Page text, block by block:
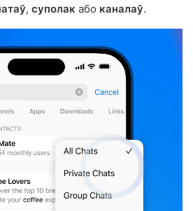
, суполак або каналаў.